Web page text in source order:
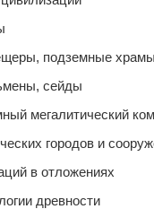
подземные
сейды
мегалитический
городов и
в отложениях
древности